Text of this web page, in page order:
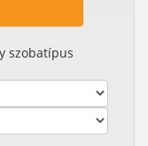
szobatípus